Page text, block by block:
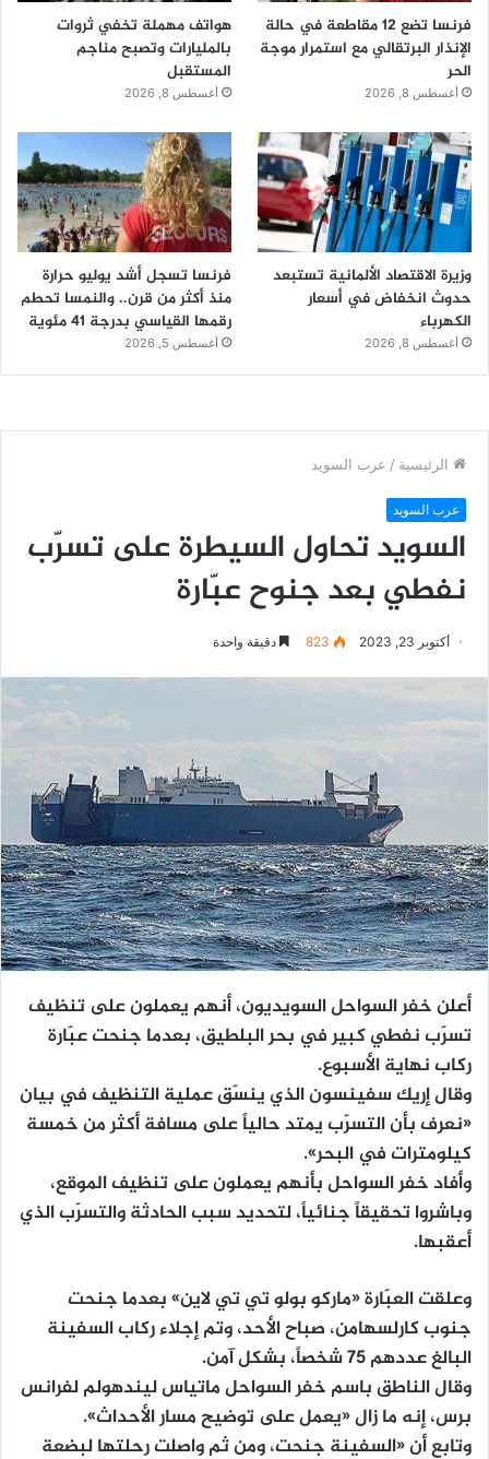
فرنسا تضع 12 مقاطعة في حالة
الإنذار البرتقالي مع استمرار موجة
الحر
أغسطس 8, 2026
هواتف مهملة تخفي ثروات
بالمليارات وتصبح مناجم
المستقبل
أغسطس 8, 2026
وزيرة الاقتصاد الألمانية تستبعد
حدوث انخفاض في أسعار
الكهرباء
أغسطس 8, 2026
فرنسا تسجل أشد يوليو حرارة
منذ أكثر من قرن.. والنمسا تحطم
رقمها القياسي بدرجة 41 مئوية
أغسطس 5, 2026